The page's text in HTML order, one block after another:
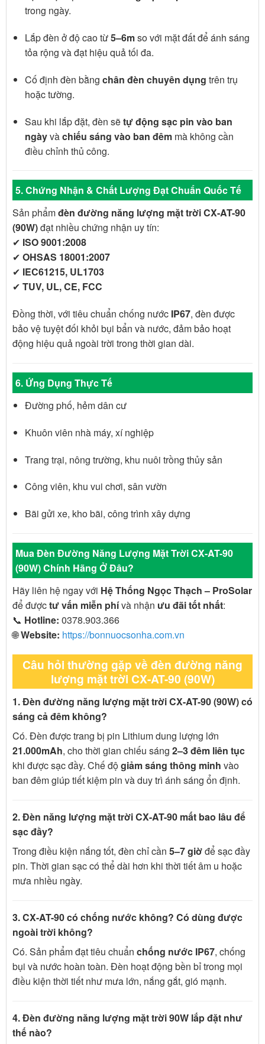
trong ngày.
Lắp đèn ở độ cao từ5–6mso với mặt đất để ánh sáng
tỏa rộng và đạt hiệu quả tối đa.
Cố định đèn bằng chân đèn chuyên dụng trên trụ
hoặc tường.
Sau khi lắp đặt, đèn sẽtự động sạc pin vào ban
ngàyvàchiếu sáng vào ban đêmmà không cần
điều chỉnh thủ công.
5. Chứng Nhận & Chất Lượng Đạt Chuẩn Quốc Tế
Sản phẩmđèn đường năng lượng mặt trời CX-AT-90
(90W)đạt nhiều chứng nhận uy tín:
✔ ISO 9001:2008
✔ OHSAS 18001:2007
✔ IEC61215, UL1703
✔ TUV, UL, CE, FCC
Đồng thời, với tiêu chuẩn chống nước IP67, đèn được
bảo vệ tuyệt đối khỏi bụi bẩn và nước, đảm bảo hoạt
động hiệu quả ngoài trời trong thời gian dài.
6. Ứng Dụng Thực Tế
Đường phố, hẻm dân cư
Khuôn viên nhà máy, xí nghiệp
Trang trại, nông trường, khu nuôi trồng thủy sản
Công viên, khu vui chơi, sân vườn
Bãi gửi xe, kho bãi, công trình xây dựng
Mua Đèn Đường Năng Lượng Mặt Trời CX-AT-90
(90W) Chính Hãng Ở Đâu?
Hãy liên hệ ngay với Hệ Thống Ngọc Thạch – ProSolar
để đượctư vấn miễn phívà nhận ưu đãi tốt nhất:
📞 Hotline: 0378.903.366
🌐Website: https://bonnuocsonha.com.vn
Câu hỏi thường gặp về đèn đường năng
lượng mặt trời CX-AT-90 (90W)
1. Đèn đường năng lượng mặt trời CX-AT-90 (90W) có
sáng cả đêm không?
Có. Đèn được trang bị pin Lithium dung lượng lớn
21.000mAh, cho thời gian chiếu sáng 2–3 đêm liên tục
khi được sạc đầy. Chế độgiảm sáng thông minh vào
ban đêm giúp tiết kiệm pin và duy trì ánh sáng ổn định.
2. Đèn năng lượng mặt trời CX-AT-90 mất bao lâu để
sạc đầy?
Trong điều kiện nắng tốt, đèn chỉ cần 5–7 giờđể sạc đầy
pin. Thời gian sạc có thể dài hơn khi thời tiết âm u hoặc
mưa nhiều ngày.
3. CX-AT-90 có chống nước không? Có dùng được
ngoài trời không?
Có. Sản phẩm đạt tiêu chuẩn chống nước IP67, chống
bụi và nước hoàn toàn. Đèn hoạt động bền bỉ trong mọi
điều kiện thời tiết như mưa lớn, nắng gắt, gió mạnh.
4. Đèn đường năng lượng mặt trời 90W lắp đặt như
thế nào?